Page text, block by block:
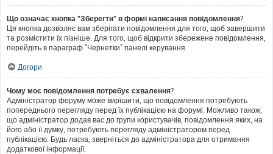
Що означає кнопка "Зберегти" в формі написання повідомлення?
Ця кнопка дозволяє вам зберігати повідомлення для того, щоб завершити
та розмістити їх пізніше. Для того, щоб відкрити збережене повідомлення,
перейдіть в параграф "Чернетки" панелі керування.
Догори
Чому моє повідомлення потребує схвалення?
Адміністратор форуму може вирішити, що повідомлення потребують
попереднього перегляду перед їх публікацією на форумі. Можливо також,
що адміністратор додав вас до групи користувачів, повідомлення яких, на
його або її думку, потребують перегляду адміністратором перед
публікацією. Будь ласка, зверніться до адміністратора для отримання
додаткової інформації.